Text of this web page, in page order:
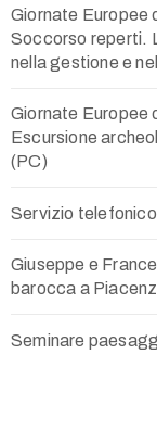
Giornate Europee
Soccorso reperti.
nella gestione e
Giornate Europee
Escursione
(PC)
Servizio
Giuseppe e
barocca a
Seminare